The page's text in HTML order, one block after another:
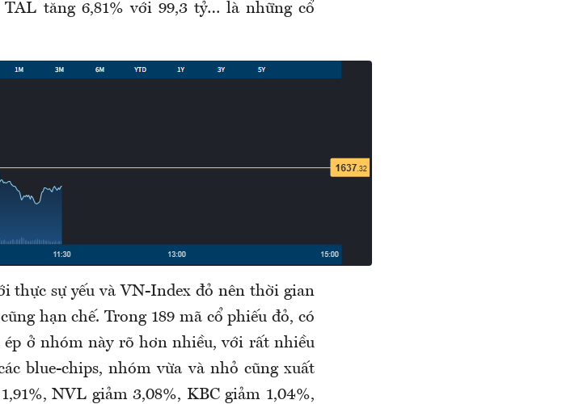
tăng 6,81% với 99,3 tỷ… là những cổ
thực sự yếu và VN-Index đỏ nên thời gian
hạn chế. Trong 189 mã cổ phiếu đỏ, có
ép ở nhóm này rõ hơn nhiều, với rất nhiều
blue-chips, nhóm vừa và nhỏ cũng xuất
NVL giảm 3,08%, KBC giảm 1,04%,